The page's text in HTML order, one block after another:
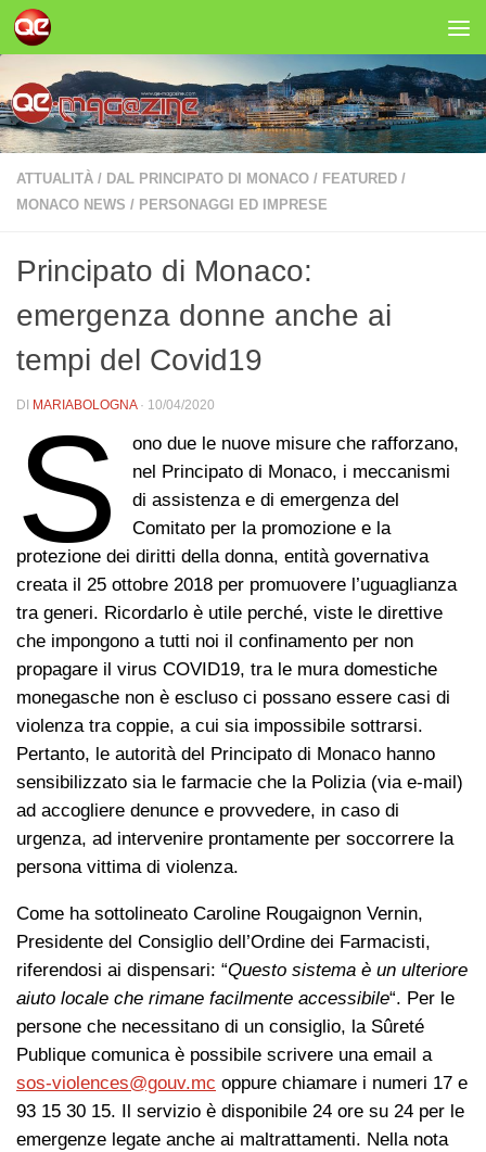
Salta al contenuto
ATTUALITÀ / DAL PRINCIPATO DI MONACO / FEATURED /
MONACO NEWS / PERSONAGGI ED IMPRESE
Principato di Monaco:
emergenza donne anche ai
tempi del Covid19
DI MARIABOLOGNA · 10/04/2020
S
ono due le nuove misure che rafforzano,
nel Principato di Monaco, i meccanismi
di assistenza e di emergenza del
Comitato per la promozione e la
protezione dei diritti della donna, entità governativa
creata il 25 ottobre 2018 per promuovere l’uguaglianza
tra generi. Ricordarlo è utile perché, viste le direttive
che impongono a tutti noi il confinamento per non
propagare il virus COVID19, tra le mura domestiche
monegasche non è escluso ci possano essere casi di
violenza tra coppie, a cui sia impossibile sottrarsi.
Pertanto, le autorità del Principato di Monaco hanno
sensibilizzato sia le farmacie che la Polizia (via e-mail)
ad accogliere denunce e provvedere, in caso di
urgenza, ad intervenire prontamente per soccorrere la
persona vittima di violenza.
Come ha sottolineato Caroline Rougaignon Vernin,
Presidente del Consiglio dell’Ordine dei Farmacisti,
riferendosi ai dispensari: “Questo sistema è un ulteriore
aiuto locale che rimane facilmente accessibile“. Per le
persone che necessitano di un consiglio, la Sûreté
Publique comunica è possibile scrivere una email a
sos-violences@gouv.mc oppure chiamare i numeri 17 e
93 15 30 15. Il servizio è disponibile 24 ore su 24 per le
emergenze legate anche ai maltrattamenti. Nella nota